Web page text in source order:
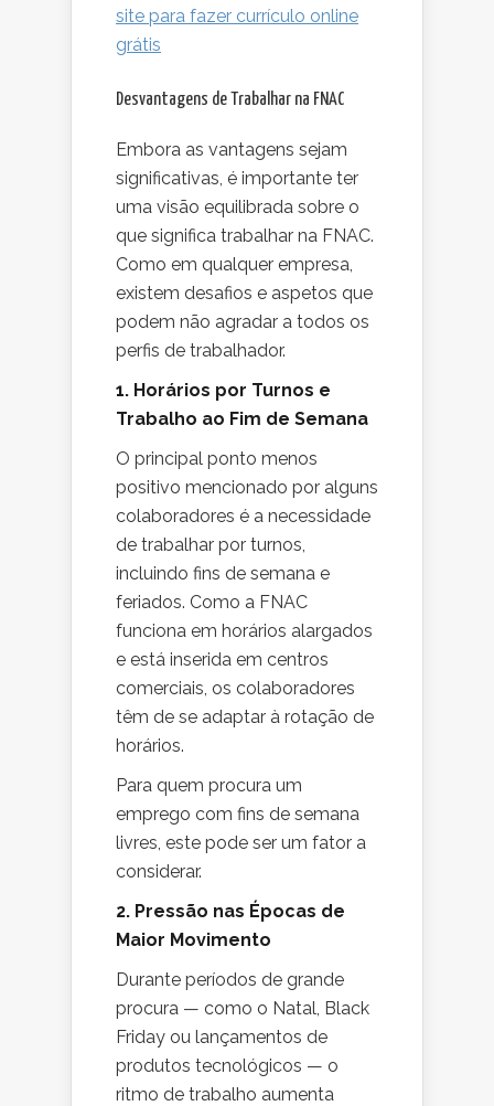
site para fazer currículo online
grátis
Desvantagens de Trabalhar na FNAC
Embora as vantagens sejam
significativas, é importante ter
uma visão equilibrada sobre o
que significa trabalhar na FNAC.
Como em qualquer empresa,
existem desafios e aspetos que
podem não agradar a todos os
perfis de trabalhador.
1. Horários por Turnos e
Trabalho ao Fim de Semana
O principal ponto menos
positivo mencionado por alguns
colaboradores é a necessidade
de trabalhar por turnos,
incluindo fins de semana e
feriados. Como a FNAC
funciona em horários alargados
e está inserida em centros
comerciais, os colaboradores
têm de se adaptar à rotação de
horários.
Para quem procura um
emprego com fins de semana
livres, este pode ser um fator a
considerar.
2. Pressão nas Épocas de
Maior Movimento
Durante períodos de grande
procura — como o Natal, Black
Friday ou lançamentos de
produtos tecnológicos — o
ritmo de trabalho aumenta